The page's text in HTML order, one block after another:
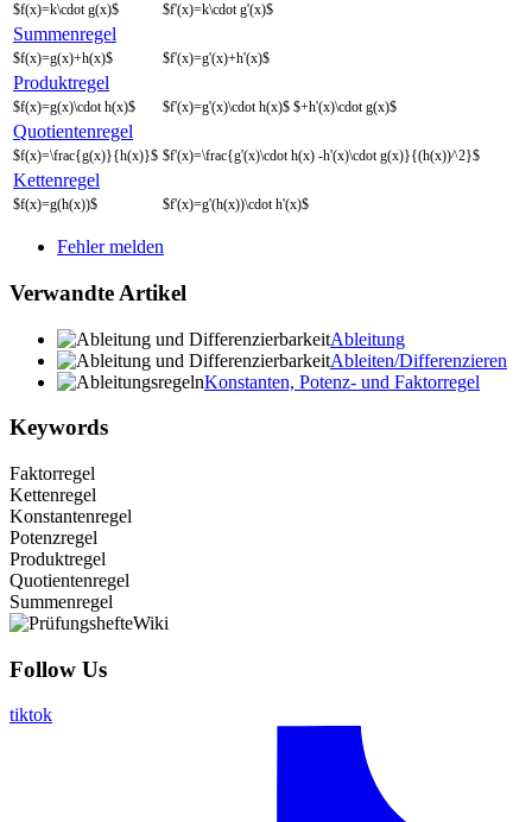
$f(x)=k\cdot g(x)$
$f'(x)=k\cdot g'(x)$
Summenregel
$f(x)=g(x)+h(x)$ $f'(x)=g'(x)+h'(x)$
Produktregel
$f(x)=g(x)\cdot h(x)$ $f'(x)=g'(x)\cdot h(x)$ $+h'(x)\cdot g(x)$
Quotientenregel
$f(x)=\frac{g(x)}{h(x)}$ $f'(x)=\frac{g'(x)\cdot h(x) -h'(x)\cdot g(x)}{(h(x))^2}$
Kettenregel
$f(x)=g(h(x))$ $f'(x)=g'(h(x))\cdot h'(x)$
Fehler melden
Verwandte Artikel
Ableitung
Ableiten/Differenzieren
Konstanten, Potenz- und Faktorregel
Keywords
Faktorregel
Kettenregel
Konstantenregel
Potenzregel
Produktregel
Quotientenregel
Summenregel
Follow Us
tiktok